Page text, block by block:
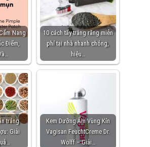
Nang
Điểm,
10 cách tẩy trắng răng miễn
phí tại nhà nhanh chóng,
hiệu…
tráng
Giải
Kem Dưỡng Ẩm Vùng Kín
Vagisan FeuchtCreme Dr.
Wolff – Giải…